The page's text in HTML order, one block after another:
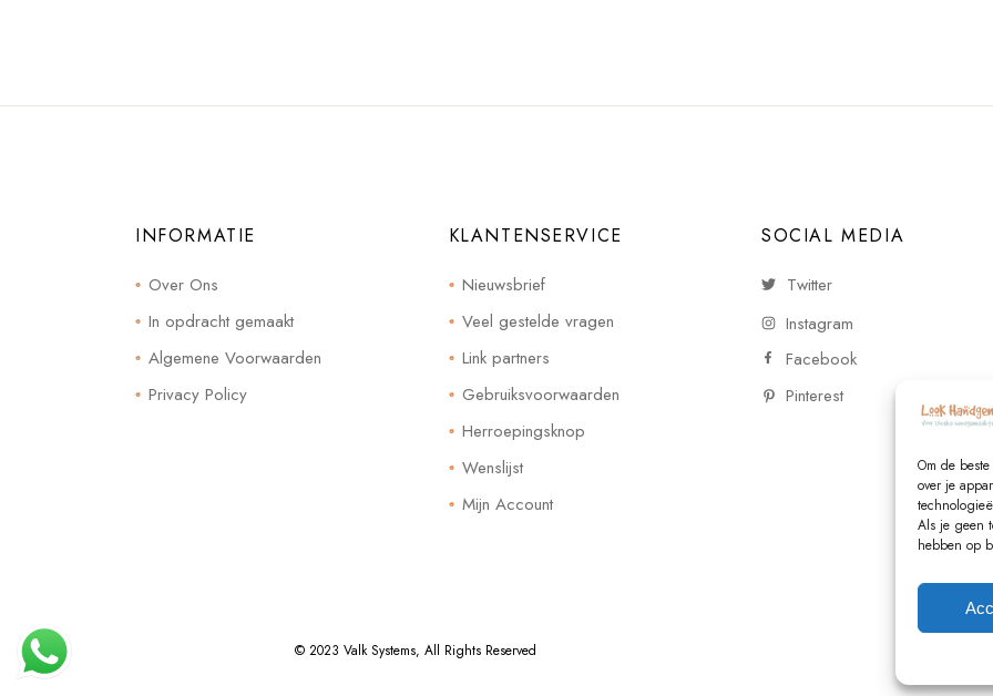
Om de
over je
Als je geen
hebben op
INFORMATIE
Over Ons
In opdracht gemaakt
Algemene Voorwaarden
Privacy Policy
KLANTENSERVICE
Nieuwsbrief
Veel gestelde vragen
Link partners
Gebruiksvoorwaarden
Herroepingsknop
Wenslijst
Mijn Account
SOCIAL MEDIA
Twitter
Instagram
Facebook
Pinterest
© 2023Valk Systems, All Rights Reserved